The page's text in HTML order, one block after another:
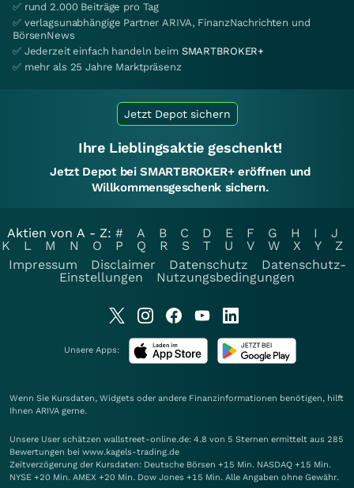
✅ rund 2.000 Beiträge pro Tag
✅ verlagsunabhängige Partner ARIVA, FinanzNachrichten und
BörsenNews
✅ Jederzeit einfach handeln beim SMARTBROKER+
✅ mehr als 25 Jahre Marktpräsenz
Jetzt Depot sichern
Ihre Lieblingsaktie geschenkt!
Jetzt Depot bei SMARTBROKER+ eröffnen und
Willkommensgeschenk sichern.
Aktien von A - Z: # A B C D E F G H I
J
K
L M N O P Q R S T U V W X Y
Z
Impressum
Disclaimer Datenschutz
Datenschutz-
Einstellungen
Nutzungsbedingungen
Unsere Apps:
Wenn Sie Kursdaten, Widgets oder andere Finanzinformationen benötigen, hilft
Ihnen ARIVA gerne.
Unsere User schätzen wallstreet-online.de: 4.8 von 5 Sternen ermittelt aus 285
Bewertungen bei www.kagels-trading.de
Zeitverzögerung der Kursdaten: Deutsche Börsen +15 Min. NASDAQ +15 Min.
NYSE +20 Min. AMEX +20 Min. Dow Jones +15 Min. Alle Angaben ohne Gewähr.